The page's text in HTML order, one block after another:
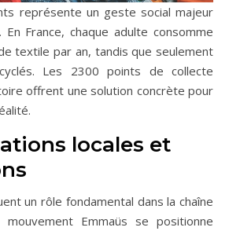
représente un geste social majeur
France, chaque adulte consomme
textile par an, tandis que seulement
Les 2300 points de collecte
offrent une solution concrète pour
locales et
un rôle fondamental dans la chaîne
Emmaüs se positionne